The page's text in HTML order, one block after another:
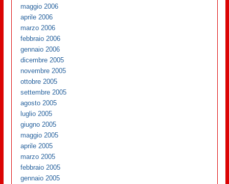
maggio 2006
aprile 2006
marzo 2006
febbraio 2006
gennaio 2006
dicembre 2005
novembre 2005
ottobre 2005
settembre 2005
agosto 2005
luglio 2005
giugno 2005
maggio 2005
aprile 2005
marzo 2005
febbraio 2005
gennaio 2005